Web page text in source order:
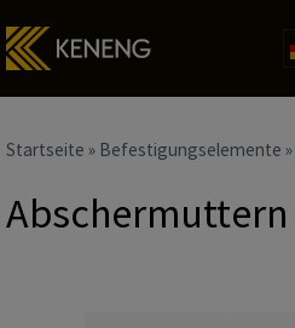
Inhalt
Startseite » Befestigungselemente »
Abschermuttern